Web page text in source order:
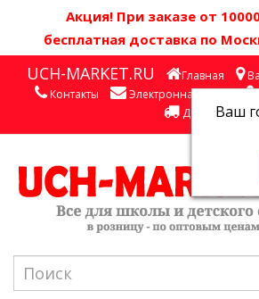
Акция! При заказе от
бесплатная доставка по
UCH-MARKET.RU Главная
Ваш
Контакты Электронная почта
Доставка